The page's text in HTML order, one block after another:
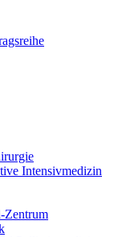
Intensivmedizin
Zentrum